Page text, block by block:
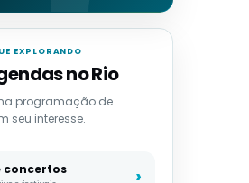
EXPLORANDO
no Rio
programação de
seu interesse.
concertos